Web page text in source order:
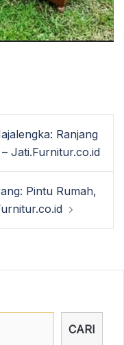
Ranjang
Jati.Furnitur.co.id
Pintu Rumah,
CARI